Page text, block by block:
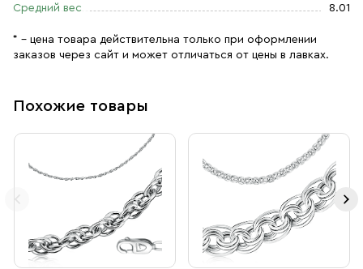
Средний вес 8.01
* – цена товара действительна только при оформлении
заказов через сайт и может отличаться от цены в лавках.
Похожие товары